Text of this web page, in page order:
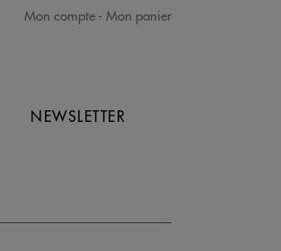
Mon compte Mon panier
NEWSLETTER